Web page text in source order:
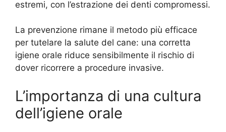
estremi, con l’estrazione dei denti compromessi.
La prevenzione rimane il metodo più efficace
per tutelare la salute del cane: una corretta
igiene orale riduce sensibilmente il rischio di
dover ricorrere a procedure invasive.
L’importanza di una cultura
dell’igiene orale